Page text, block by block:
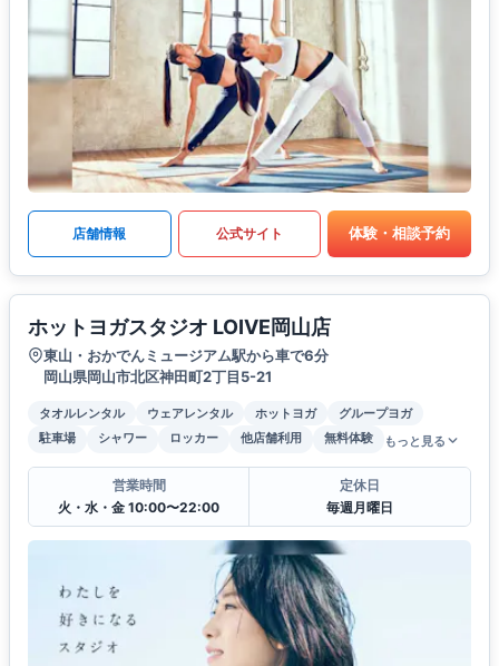
店舗情報 公式サイト 体験・相談予約
ホットヨガスタジオ LOIVE岡山店
東山・おかでんミュージアム駅から車で6分
岡山県岡山市北区神田町2丁目5-21
タオルレンタル ウェアレンタル ホットヨガ
グループヨガ
駐車場
シャワー ロッカー 他店舗利用 無料体験 もっと見る
営業時間
火・水・金 10:00〜22:00
定休日
毎週月曜日